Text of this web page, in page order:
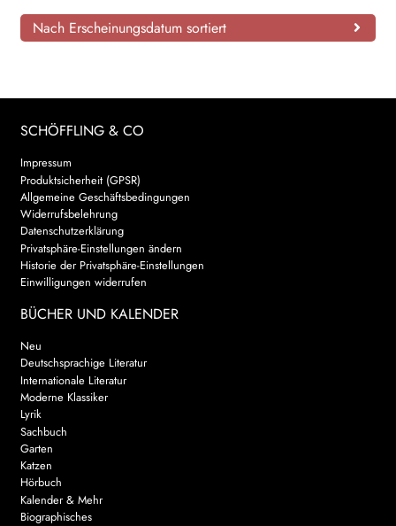
Nach Erscheinungsdatum sortiert
SCHÖFFLING & CO
Impressum
Produktsicherheit (GPSR)
Allgemeine Geschäftsbedingungen
Widerrufsbelehrung
Datenschutzerklärung
Privatsphäre-Einstellungen ändern
Historie der Privatsphäre-Einstellungen
Einwilligungen widerrufen
BÜCHER UND KALENDER
Neu
Deutschsprachige Literatur
Internationale Literatur
Moderne Klassiker
Lyrik
Sachbuch
Garten
Katzen
Hörbuch
Kalender & Mehr
Biographisches